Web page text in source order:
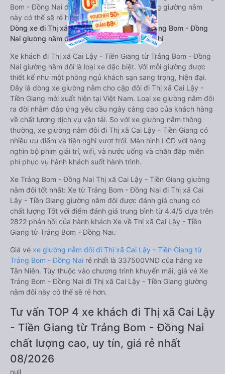
Bom - Đồng Nai đi Thị xã Cai Lậy - Tiền Giang giường nằm
này có thể sẽ rẻ hơn.
Dòng xe đi Thị xã Cai Lậy - Tiền Giang từ Trảng Bom - Đồng
Nai giường nằm đôi: Riêng tư, đầy đủ tiện nghi
Xe khách đi Thị xã Cai Lậy - Tiền Giang từ Trảng Bom - Đồng
Nai giường nằm đôi là loại xe đặc biệt. Với mỗi giường được
thiết kế như một phòng ngủ khách sạn sang trọng, hiện đại.
Đây là dòng xe giường nằm cho cặp đôi đi Thị xã Cai Lậy -
Tiền Giang mới xuất hiện tại Việt Nam. Loại xe giường nằm đôi
ra đời nhằm đáp ứng yêu cầu ngày càng cao của khách hàng
về chất lượng dịch vụ vận tải. So với xe giường nằm thông
thường, xe giường nằm đôi đi Thị xã Cai Lậy - Tiền Giang có
nhiều ưu điểm và tiện nghi vượt trội. Màn hình LCD với hàng
nghìn bộ phim giải trí, wifi, và nước uống và chăn đắp miễn
phí phục vụ hành khách suốt hành trình.
Xe Trảng Bom - Đồng Nai Thị xã Cai Lậy - Tiền Giang giường
nằm đôi tốt nhất: Xe từ Trảng Bom - Đồng Nai đi Thị xã Cai
Lậy - Tiền Giang giường nằm đôi được đánh giá chung có
chất lượng Tốt với điểm đánh giá trung bình từ 4.4/5 dựa trên
2822 phản hồi của hành khách Xe về Thị xã Cai Lậy - Tiền
Giang từ Trảng Bom - Đồng Nai.
Giá vé xe giường nằm đôi đi Thị xã Cai Lậy - Tiền Giang từ
Trảng Bom - Đồng Nai rẻ nhất là 337500VND của hãng xe
Tân Niên. Tùy thuộc vào chương trình khuyến mãi, giá vé Xe
Trảng Bom - Đồng Nai đi Thị xã Cai Lậy - Tiền Giang giường
nằm đôi này có thể sẽ rẻ hơn.
Tư vấn TOP 4 xe khách đi Thị xã Cai Lậy
- Tiền Giang từ Trảng Bom - Đồng Nai
chất lượng cao, uy tín, giá rẻ nhất
08/2026
null